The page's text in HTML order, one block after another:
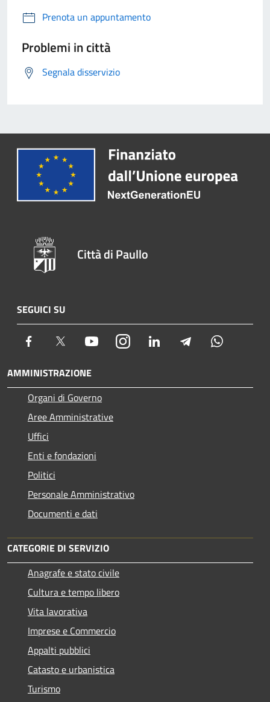
Prenota un appuntamento
Problemi in città
Segnala disservizio
Città di Paullo
SEGUICI SU
Facebook Twitter YoutubeInstagram LinkedIn Telegram
AMMINISTRAZIONE
Organi di Governo
Aree Amministrative
Uffici
Enti e fondazioni
Politici
Personale Amministrativo
Documenti e dati
CATEGORIE DI SERVIZIO
Anagrafe e stato civile
Cultura e tempo libero
Vita lavorativa
Imprese e Commercio
Appalti pubblici
Catasto e urbanistica
Turismo